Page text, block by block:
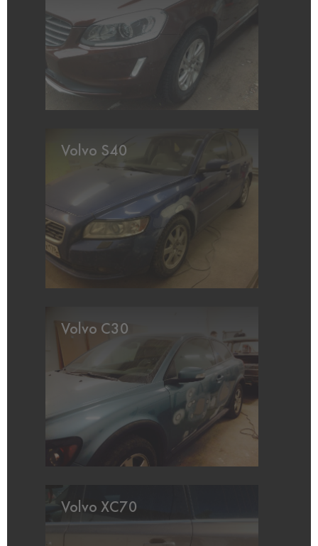
Volvo S40
Volvo C30
Volvo XC70